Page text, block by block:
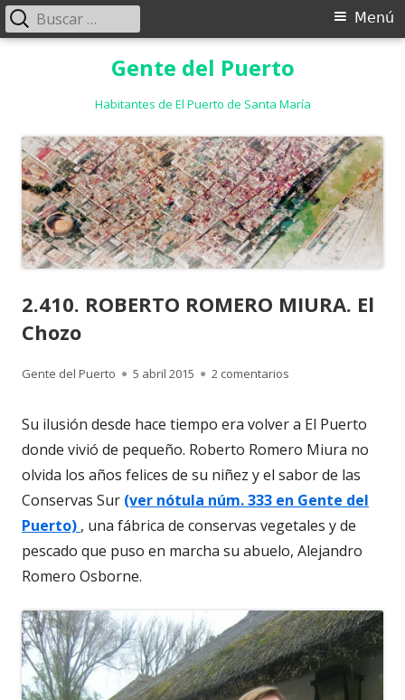
Gente del Puerto
Habitantes de El Puerto de Santa María
Menú
Menú
Buscar:
2.410. ROBERTO ROMERO MIURA. El
Chozo
Autor
Gente del Puerto
Publicado
5 abril 2015 2 comentarios
Su ilusión desde hace tiempo era volver a El Puerto
donde vivió de pequeño. Roberto Romero Miura no
olvida los años felices de su niñez y el sabor de las
Conservas Sur (ver nótula núm. 333 en Gente del
Puerto) , una fábrica de conservas vegetales y de
pescado que puso en marcha su abuelo, Alejandro
Romero Osborne.